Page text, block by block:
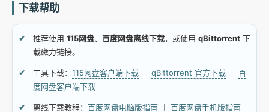
下载帮助
推荐使用 115网盘、 百度网盘离线下载，或使用 qBittorrent 下
载磁力链接。
工具下载： 115网盘客户端下载 qBittorrent 官方下载
百
度网盘客户端下载
离线下载教程： 百度网盘电脑版指南
百度网盘手机版指南